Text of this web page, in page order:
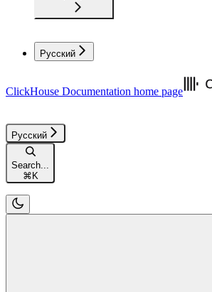
Русский
ClickHouse Documentation home page
Русский
Search...
⌘K